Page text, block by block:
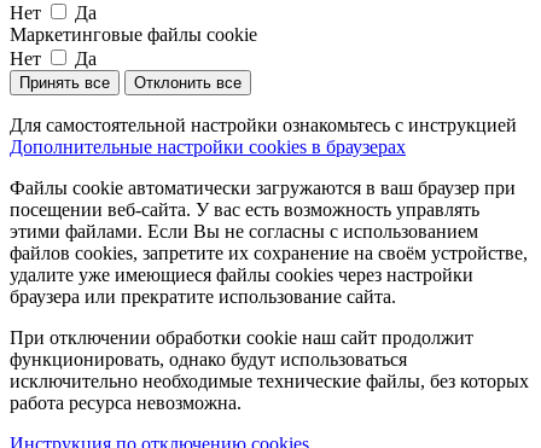
Нет
Да
Маркетинговые файлы cookie
Нет
Да
Принять все Отклонить все
Для самостоятельной настройки ознакомьтесь с инструкцией
Дополнительные настройки cookies в браузерах
Файлы cookie автоматически загружаются в ваш браузер при
посещении веб-сайта. У вас есть возможность управлять
этими файлами. Если Вы не согласны с использованием
файлов cookies, запретите их сохранение на своём устройстве,
удалите уже имеющиеся файлы cookies через настройки
браузера или прекратите использование сайта.
При отключении обработки cookie наш сайт продолжит
функционировать, однако будут использоваться
исключительно необходимые технические файлы, без которых
работа ресурса невозможна.
Инструкция по отключению cookies